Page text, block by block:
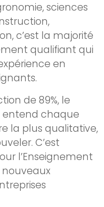
sciences
c’est la majorité
qualifiant qui
en
de 89%, le
entend chaque
la plus qualitative,
C’est
l’Enseignement